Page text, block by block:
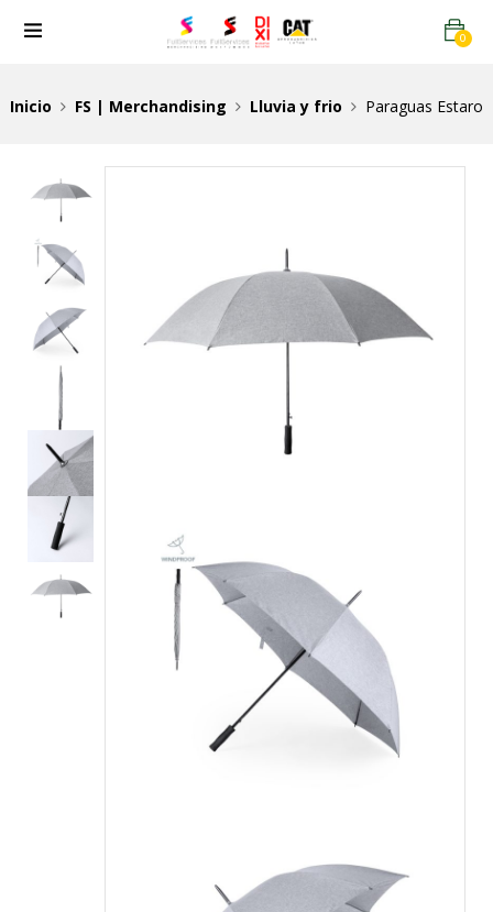
0
Inicio FS | Merchandising Lluvia y frio Paraguas Estaro